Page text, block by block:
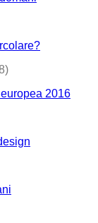
2016